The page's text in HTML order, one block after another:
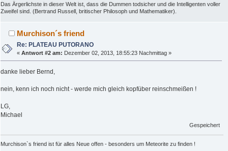
Das Ärgerlichste in dieser Welt ist, dass die Dummen todsicher und die Intelligenten voller
Zweifel sind. (Bertrand Russell, britischer Philosoph und Mathematiker).
Murchison´s friend
Re: PLATEAU PUTORANO
«Antwort #2 am: Dezember 02, 2013, 18:55:23 Nachmittag »
danke lieber Bernd,
nein, kenn ich noch nicht - werde mich gleich kopfüber reinschmeißen !
LG,
Michael
Gespeichert
Murchison`s friend ist für alles Neue offen - besonders um Meteorite zu finden !